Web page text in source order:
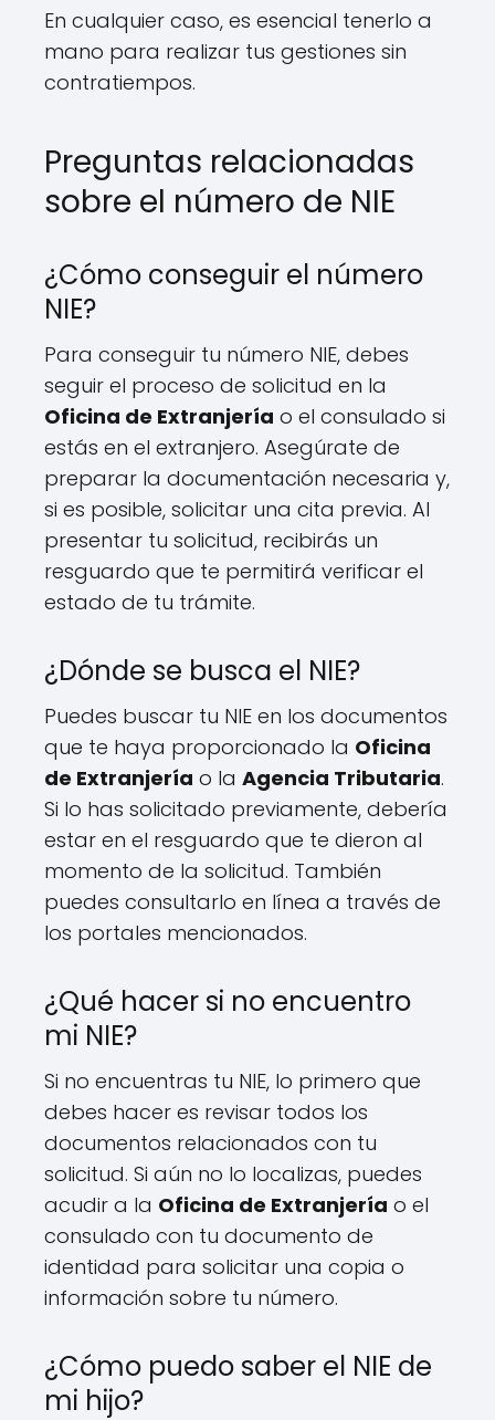
En cualquier caso, es esencial tenerlo a
mano para realizar tus gestiones sin
contratiempos.
Preguntas relacionadas
sobre el número de NIE
¿Cómo conseguir el número
NIE?
Para conseguir tu número NIE, debes
seguir el proceso de solicitud en la
Oficina de Extranjería o el consulado si
estás en el extranjero. Asegúrate de
preparar la documentación necesaria y,
si es posible, solicitar una cita previa. Al
presentar tu solicitud, recibirás un
resguardo que te permitirá verificar el
estado de tu trámite.
¿Dónde se busca el NIE?
Puedes buscar tu NIE en los documentos
que te haya proporcionado la Oficina
de Extranjería o la Agencia Tributaria.
Si lo has solicitado previamente, debería
estar en el resguardo que te dieron al
momento de la solicitud. También
puedes consultarlo en línea a través de
los portales mencionados.
¿Qué hacer si no encuentro
mi NIE?
Si no encuentras tu NIE, lo primero que
debes hacer es revisar todos los
documentos relacionados con tu
solicitud. Si aún no lo localizas, puedes
acudir a la Oficina de Extranjería o el
consulado con tu documento de
identidad para solicitar una copia o
información sobre tu número.
¿Cómo puedo saber el NIE de
mi hijo?